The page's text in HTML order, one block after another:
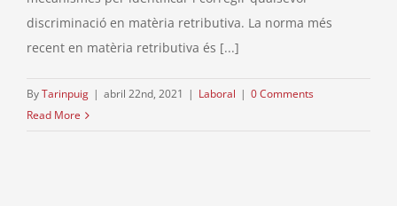
discriminació en matèria retributiva. La norma més
recent en matèria retributiva és [...]
ByTarinpuig | abril 22nd, 2021 | Laboral | 0 Comments
Read More